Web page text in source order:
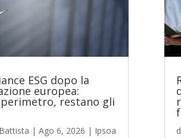
ESG dopo la
europea:
restano gli
| Ago 6, 2026 | Ipsoa